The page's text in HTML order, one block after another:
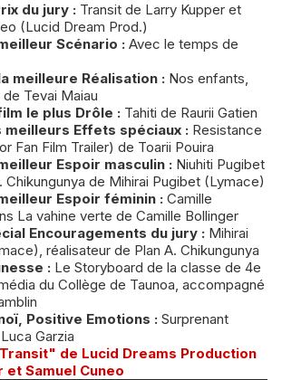
du jury : Transit de Larry Kupper et
(Lucid Dream Prod.)
Scénario : Avec le temps de
meilleure Réalisation : Nos enfants,
Tevai Maiau
le plus Drôle : Tahiti de Raurii Gatien
meilleurs Effets spéciaux : Resistance
Fan Film Trailer) de Toarii Pouira
Espoir masculin : Niuhiti Pugibet
Chikungunya de Mihirai Pugibet (Lymace)
Espoir féminin : Camille
La vahine verte de Camille Bollinger
Encouragements du jury : Mihirai
réalisateur de Plan A. Chikungunya
: Le Storyboard de la classe de 4e
du Collège de Taunoa, accompagné
Positive Emotions : Surprenant
Garzia
de Lucid Dreams Production
Samuel Cuneo